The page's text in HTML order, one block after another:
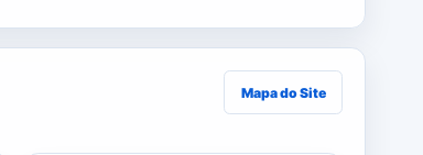
Mapa do Site